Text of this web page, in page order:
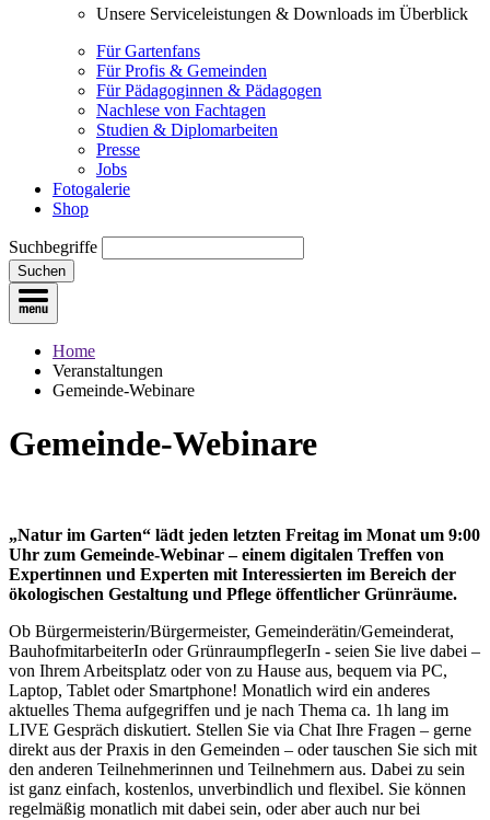
Unsere Serviceleistungen & Downloads im Überblick
Für Gartenfans
Für Profis & Gemeinden
Für Pädagoginnen & Pädagogen
Nachlese von Fachtagen
Studien & Diplomarbeiten
Presse
Jobs
Fotogalerie
Shop
Suchbegriffe
Suchen
Home
Veranstaltungen
Gemeinde-Webinare
Gemeinde-Webinare
„Natur im Garten“ lädt jeden letzten Freitag im Monat um 9:00
Uhr zum Gemeinde-Webinar – einem digitalen Treffen von
Expertinnen und Experten mit Interessierten im Bereich der
ökologischen Gestaltung und Pflege öffentlicher Grünräume.
Ob Bürgermeisterin/Bürgermeister, Gemeinderätin/Gemeinderat,
BauhofmitarbeiterIn oder GrünraumpflegerIn - seien Sie live dabei –
von Ihrem Arbeitsplatz oder von zu Hause aus, bequem via PC,
Laptop, Tablet oder Smartphone! Monatlich wird ein anderes
aktuelles Thema aufgegriffen und je nach Thema ca. 1h lang im
LIVE Gespräch diskutiert. Stellen Sie via Chat Ihre Fragen – gerne
direkt aus der Praxis in den Gemeinden – oder tauschen Sie sich mit
den anderen Teilnehmerinnen und Teilnehmern aus. Dabei zu sein
ist ganz einfach, kostenlos, unverbindlich und flexibel. Sie können
regelmäßig monatlich mit dabei sein, oder aber auch nur bei